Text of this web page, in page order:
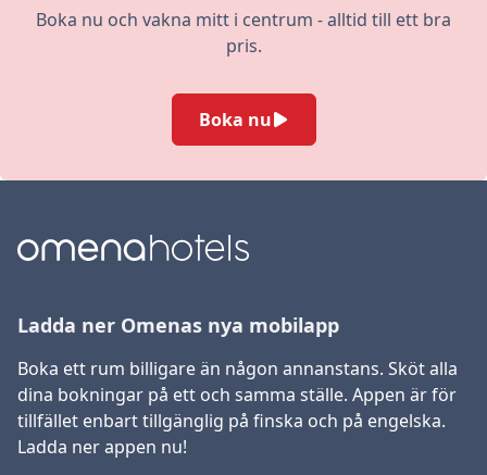
Boka nu och vakna mitt i centrum - alltid till ett bra
pris.
Boka nu
Ladda ner Omenas nya mobilapp
Boka ett rum billigare än någon annanstans. Sköt alla
dina bokningar på ett och samma ställe. Appen är för
tillfället enbart tillgänglig på finska och på engelska.
Ladda ner appen nu!